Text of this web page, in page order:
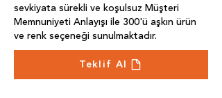
sevkiyata sürekli ve koşulsuz Müşteri
Memnuniyeti Anlayışı ile 300'ü aşkın ürün
ve renk seçeneği sunulmaktadır.
Teklif Al